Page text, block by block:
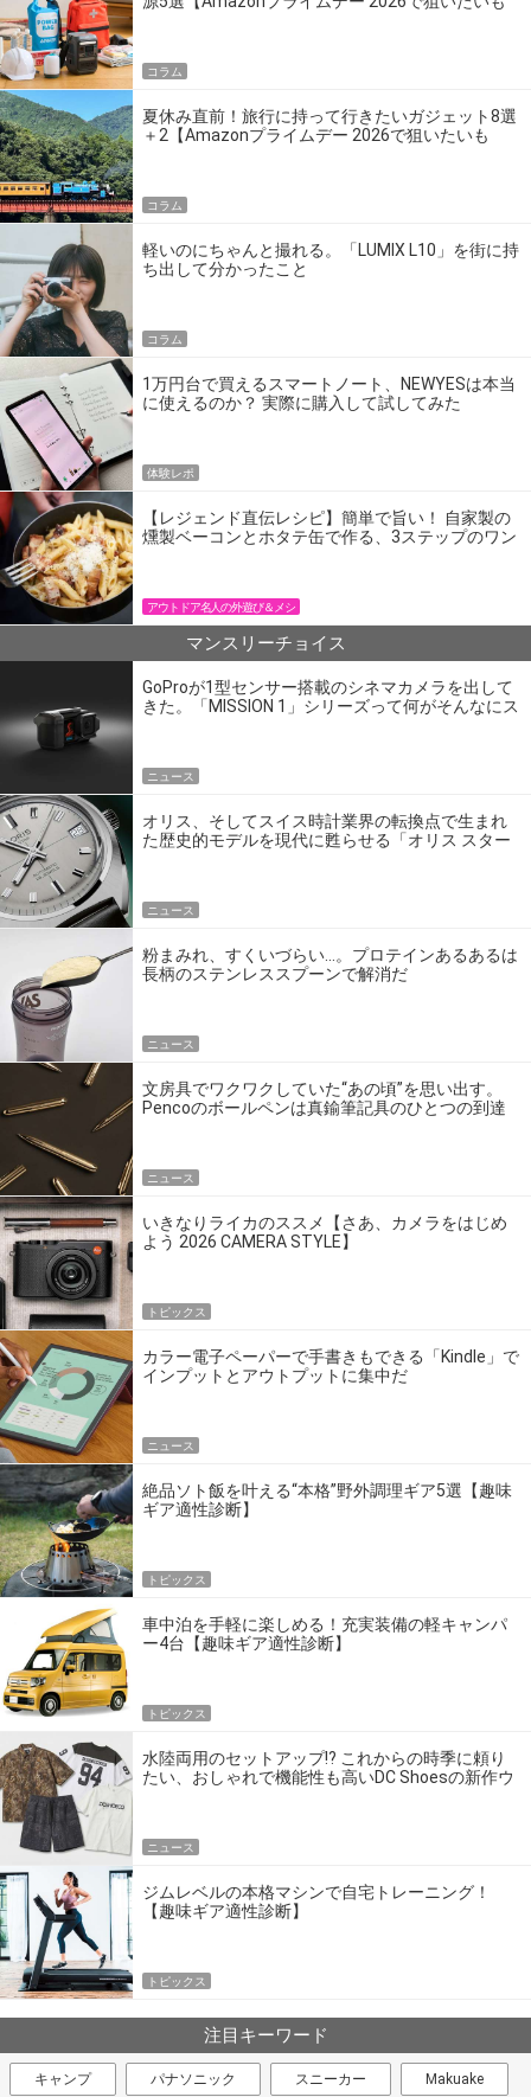
コラム
夏休み直前！旅行に持って行きたいガジェット8選
＋2【Amazonプライムデー 2026で狙いたいも
コラム
軽いのにちゃんと撮れる。「LUMIX L10」を街に持
ち出して分かったこと
コラム
1万円台で買えるスマートノート、NEWYESは本当
に使えるのか？ 実際に購入して試してみた
体験レポ
【レジェンド直伝レシピ】簡単で旨い！ 自家製の
燻製ベーコンとホタテ缶で作る、3ステップのワン
アウトドア名人の外遊び＆メシ
マンスリーチョイス
GoProが1型センサー搭載のシネマカメラを出して
きた。「MISSION 1」シリーズって何がそんなにス
ニュース
オリス、そしてスイス時計業界の転換点で生まれ
た歴史的モデルを現代に甦らせる「オリス スター
ニュース
粉まみれ、すくいづらい…。プロテインあるあるは
長柄のステンレススプーンで解消だ
ニュース
文房具でワクワクしていた“あの頃”を思い出す。
Pencoのボールペンは真鍮筆記具のひとつの到達
ニュース
いきなりライカのススメ【さあ、カメラをはじめ
よう 2026 CAMERA STYLE】
トピックス
カラー電子ペーパーで手書きもできる「Kindle」で
インプットとアウトプットに集中だ
ニュース
絶品ソト飯を叶える“本格”野外調理ギア5選【趣味
ギア適性診断】
トピックス
車中泊を手軽に楽しめる！充実装備の軽キャンパ
ー4台【趣味ギア適性診断】
トピックス
水陸両用のセットアップ!? これからの時季に頼り
たい、おしゃれで機能性も高いDC Shoesの新作ウ
ニュース
ジムレベルの本格マシンで自宅トレーニング！
【趣味ギア適性診断】
トピックス
注目キーワード
キャンプ パナソニック スニーカー Makuake